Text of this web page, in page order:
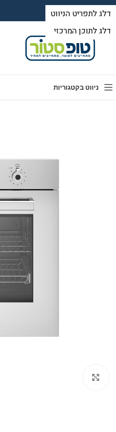
ניווט בקטגוריות